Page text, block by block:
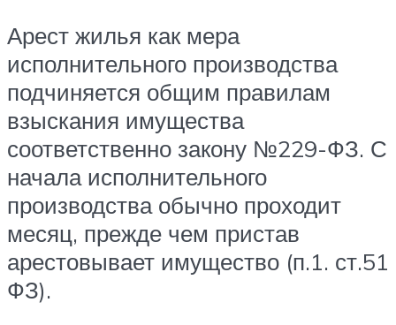
Арест жилья как мера
исполнительного производства
подчиняется общим правилам
взыскания имущества
соответственно закону №229-ФЗ. С
начала исполнительного
производства обычно проходит
месяц, прежде чем пристав
арестовывает имущество (п.1. ст.51
ФЗ).